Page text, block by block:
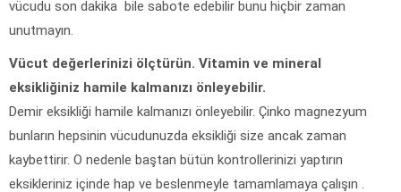
vücudu son dakika bile sabote edebilir bunu hiçbir zaman
unutmayın.
Vücut değerlerinizi ölçtürün. Vitamin ve mineral
eksikliğiniz hamile kalmanızı önleyebilir.
Demir eksikliği hamile kalmanızı önleyebilir. Çinko magnezyum
bunların hepsinin vücudunuzda eksikliği size ancak zaman
kaybettirir. O nedenle baştan bütün kontrollerinizi yaptırın
eksikleriniz içinde hap ve beslenmeyle tamamlamaya çalışın .